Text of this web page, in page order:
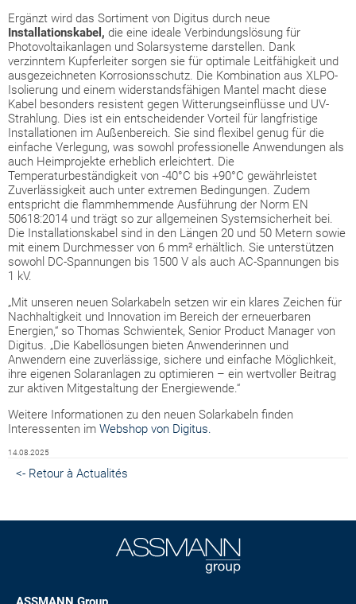
Ergänzt wird das Sortiment von Digitus durch neue
Installationskabel, die eine ideale Verbindungslösung für
Photovoltaikanlagen und Solarsysteme darstellen. Dank
verzinntem Kupferleiter sorgen sie für optimale Leitfähigkeit und
ausgezeichneten Korrosionsschutz. Die Kombination aus XLPO-
Isolierung und einem widerstandsfähigen Mantel macht diese
Kabel besonders resistent gegen Witterungseinflüsse und UV-
Strahlung. Dies ist ein entscheidender Vorteil für langfristige
Installationen im Außenbereich. Sie sind flexibel genug für die
einfache Verlegung, was sowohl professionelle Anwendungen als
auch Heimprojekte erheblich erleichtert. Die
Temperaturbeständigkeit von -40°C bis +90°C gewährleistet
Zuverlässigkeit auch unter extremen Bedingungen. Zudem
entspricht die flammhemmende Ausführung der Norm EN
50618:2014 und trägt so zur allgemeinen Systemsicherheit bei.
Die Installationskabel sind in den Längen 20 und 50 Metern sowie
mit einem Durchmesser von 6 mm² erhältlich. Sie unterstützen
sowohl DC-Spannungen bis 1500 V als auch AC-Spannungen bis
1 kV.
„Mit unseren neuen Solarkabeln setzen wir ein klares Zeichen für
Nachhaltigkeit und Innovation im Bereich der erneuerbaren
Energien,“ so Thomas Schwientek, Senior Product Manager von
Digitus. „Die Kabellösungen bieten Anwenderinnen und
Anwendern eine zuverlässige, sichere und einfache Möglichkeit,
ihre eigenen Solaranlagen zu optimieren – ein wertvoller Beitrag
zur aktiven Mitgestaltung der Energiewende.“
Weitere Informationen zu den neuen Solarkabeln finden
Interessenten im Webshop von Digitus.
14.08.2025
<- Retour à Actualités